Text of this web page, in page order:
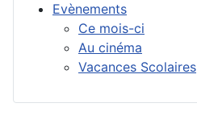
Evènements
Ce mois-ci
Au cinéma
Vacances Scolaires